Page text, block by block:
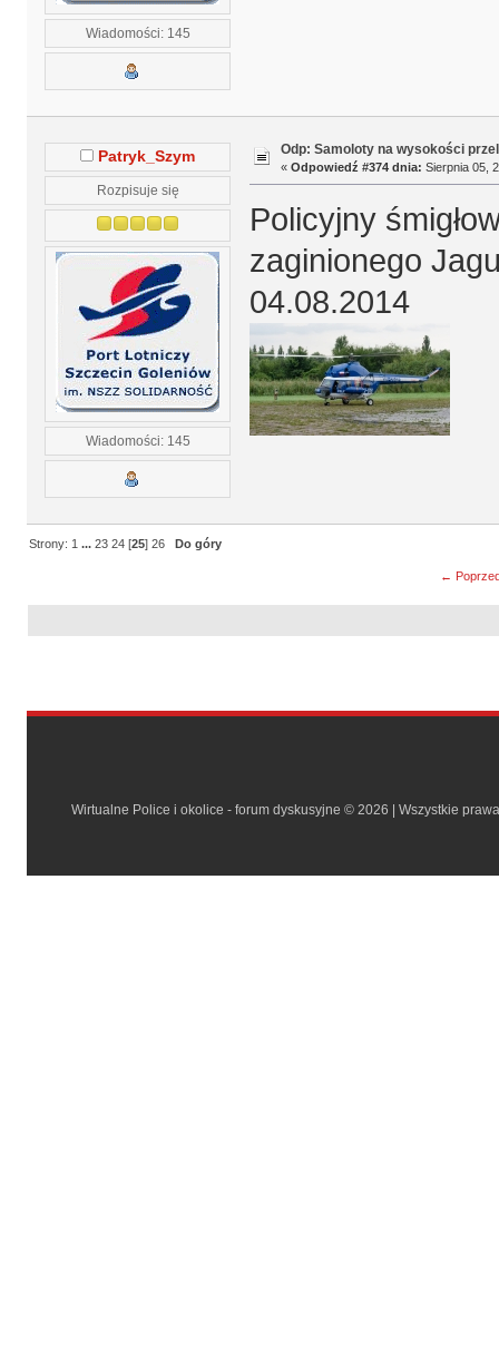
Wiadomości: 145
Patryk_Szym
Rozpisuje się
Wiadomości: 145
Odp: Samoloty na wysokości
« Odpowiedź #374 dnia: Sierpnia 05,
Policyjny
zaginionego
04.08.2014
Strony: 1 ...23 24 [25]26 Do góry
←
Wirtualne Police i okolice - forum dyskusyjne © 2026 | Wszystkie